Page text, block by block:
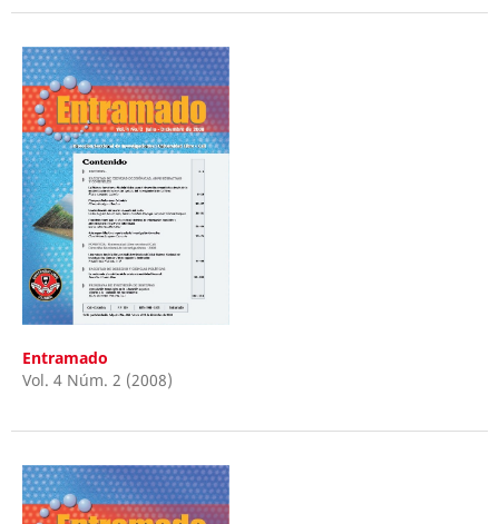
Entramado
Vol. 4 Núm. 2 (2008)